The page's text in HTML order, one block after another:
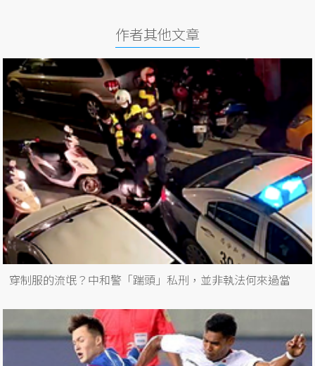
作者其他文章
穿制服的流氓？中和警「踹頭」私刑，並非執法何來過當